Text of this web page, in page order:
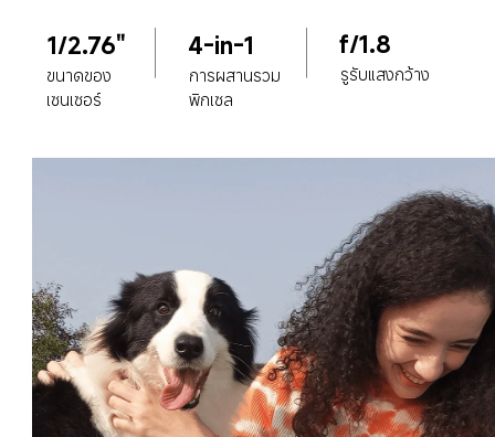
1/2.76"
ขนาดของ
เซนเซอร์
4-in-1
การผสานรวม
พิกเซล
f/1.8
รูรับแสงกว้าง